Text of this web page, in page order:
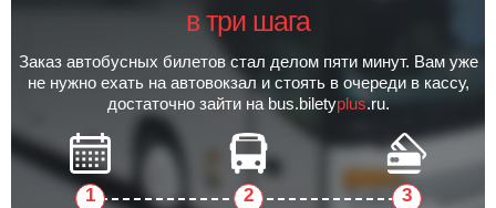
в три шага
Заказ автобусных билетов стал делом пяти минут. Вам уже
не нужно ехать на автовокзал и стоять в очереди в кассу,
достаточно зайти на bus.biletyplus.ru.